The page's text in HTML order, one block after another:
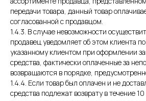
передачи товара, данный товар
согласованной с продавцом.
1.4.3. В случае невозможности
продавец уведомляет об этом клиента
указанному клиентом при оформлении
средства, фактически оплаченные за
возвращаются в порядке,
1.4.4. Если товар был оплачен и не
средства подлежат возврату в течение